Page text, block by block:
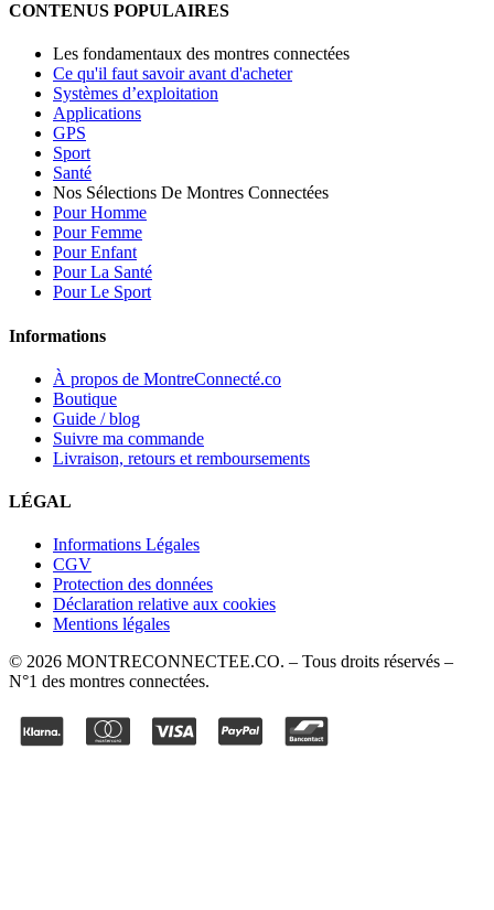
CONTENUS POPULAIRES
Les fondamentaux des montres connectées
Ce qu'il faut savoir avant d'acheter
Systèmes d’exploitation
Applications
GPS
Sport
Santé
Nos Sélections De Montres Connectées
Pour Homme
Pour Femme
Pour Enfant
Pour La Santé
Pour Le Sport
Informations
À propos de MontreConnecté.co
Boutique
Guide / blog
Suivre ma commande
Livraison, retours et remboursements
LÉGAL
Informations Légales
CGV
Protection des données
Déclaration relative aux cookies
Mentions légales
© 2026 MONTRECONNECTEE.CO. – Tous droits réservés –
N°1 des montres connectées.